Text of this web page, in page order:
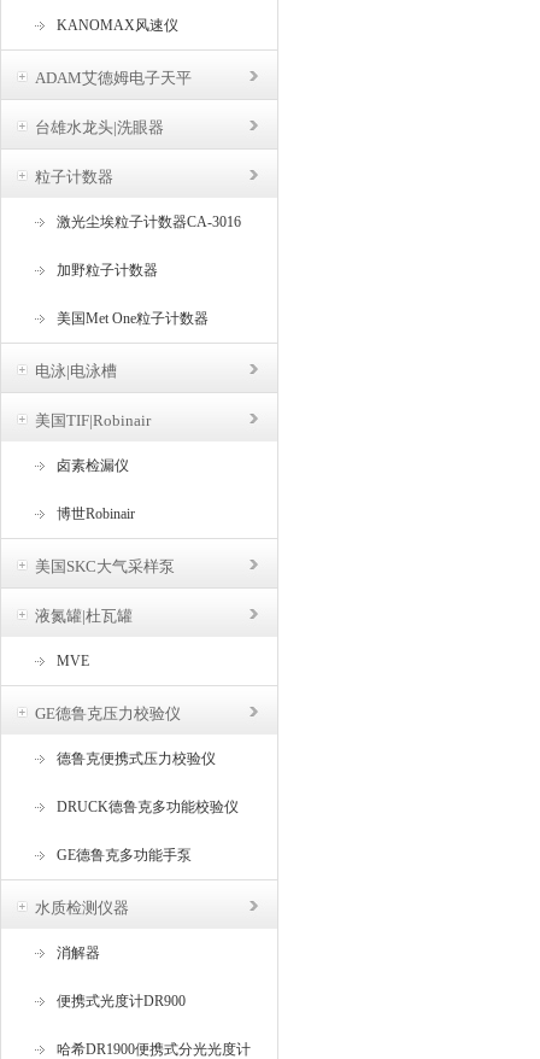
KANOMAX风速仪
ADAM艾德姆电子天平
台雄水龙头|洗眼器
粒子计数器
激光尘埃粒子计数器CA-3016
加野粒子计数器
美国Met One粒子计数器
电泳|电泳槽
美国TIF|Robinair
卤素检漏仪
博世Robinair
美国SKC大气采样泵
液氮罐|杜瓦罐
MVE
GE德鲁克压力校验仪
德鲁克便携式压力校验仪
DRUCK德鲁克多功能校验仪
GE德鲁克多功能手泵
水质检测仪器
消解器
便携式光度计DR900
哈希DR1900便携式分光光度计